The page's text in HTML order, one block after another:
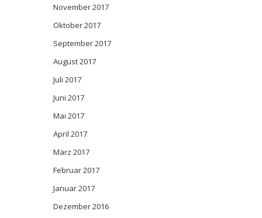
November 2017
Oktober 2017
September 2017
August 2017
Juli 2017
Juni 2017
Mai 2017
April 2017
März 2017
Februar 2017
Januar 2017
Dezember 2016